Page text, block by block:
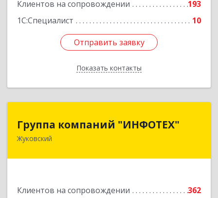
Клиентов на сопровождении
193
1С:Специалист
10
Отправить заявку
Показать контакты
Отправить заявку
Назад
Группа компаний "ИНФОТЕХ"
Жуковский
Клиентов на сопровождении
362
Группа компаний "ИНФОТЕХ"
140180, Московская обл, Жуковский г, Чкалова